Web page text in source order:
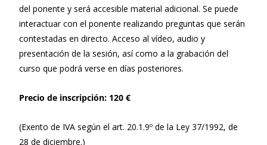
del ponente y será accesible material adicional. Se puede
interactuar con el ponente realizando preguntas que serán
contestadas en directo. Acceso al vídeo, audio y
presentación de la sesión, así como a la grabación del
curso que podrá verse en días posteriores.
Precio de inscripción: 120 €
(Exento de IVA según el art. 20.1.9º de la Ley 37/1992, de
28 de diciembre.)